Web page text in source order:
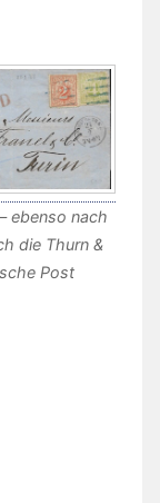
ebenso nach
die Thurn &
Post